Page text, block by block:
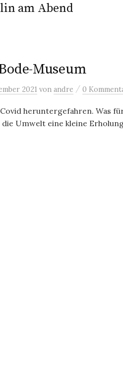
am Abend
Museum
2021 von andre / 0
heruntergefahren. Was
Umwelt eine kleine